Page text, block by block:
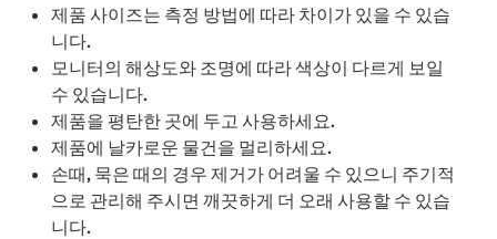
제품 사이즈는 측정 방법에 따라 차이가 있을 수 있습
니다.
모니터의 해상도와 조명에 따라 색상이 다르게 보일
수 있습니다.
제품을 평탄한 곳에 두고 사용하세요.
제품에 날카로운 물건을 멀리하세요.
손때, 묵은 때의 경우 제거가 어려울 수 있으니 주기적
으로 관리해 주시면 깨끗하게 더 오래 사용할 수 있습
니다.